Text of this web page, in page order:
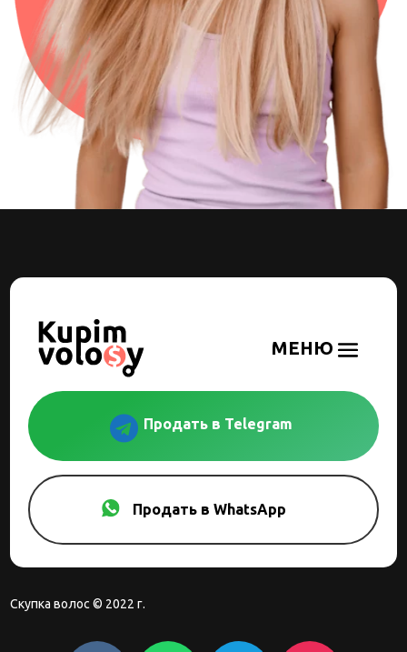
 Продать в Telegram
Продать в WhatsApp
Скупка волос © 2022 г.